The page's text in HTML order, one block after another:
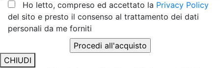
Ho letto, compreso ed accettato la Privacy Policy
del sito e presto il consenso al trattamento dei dati
personali da me forniti
CHIUDI